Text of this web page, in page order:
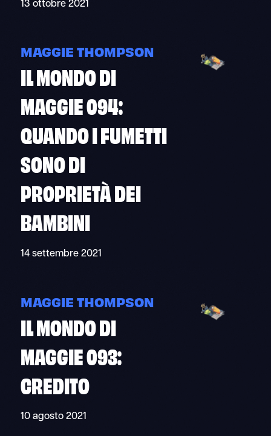
13 ottobre 2021
MAGGIE THOMPSON
IL MONDO DI
MAGGIE 094:
QUANDO I FUMETTI
SONO DI
PROPRIETÀ DEI
BAMBINI
14 settembre 2021
MAGGIE THOMPSON
IL MONDO DI
MAGGIE 093:
CREDITO
10 agosto 2021